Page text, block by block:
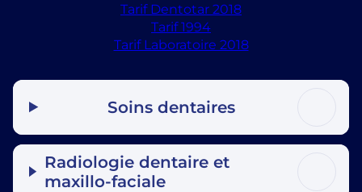
Tarif Dentotar 2018
Tarif 1994
Tarif Laboratoire 2018
Soins dentaires
Radiologie dentaire et
maxillo-faciale